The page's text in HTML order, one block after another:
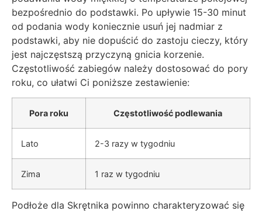
bezpośrednio do podstawki. Po upływie 15-30 minut
od podania wody koniecznie usuń jej nadmiar z
podstawki, aby nie dopuścić do zastoju cieczy, który
jest najczęstszą przyczyną gnicia korzenie.
Częstotliwość zabiegów należy dostosować do pory
roku, co ułatwi Ci poniższe zestawienie:
Pora roku Częstotliwość podlewania
Lato 2-3 razy w tygodniu
Zima 1 raz w tygodniu
Podłoże dla Skrętnika powinno charakteryzować się